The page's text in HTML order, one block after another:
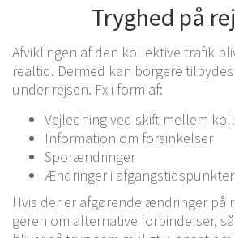
Tryg­hed på
Afvik­lin­gen af den kol­lek­ti­ve tra­fik
real­tid. Der­med kan bor­ge­re
under rej­sen. Fx i form af:
Vej­led­ning ved skift mel­lem
Infor­ma­tion om forsinkelser
Sporæn­drin­ger
Ændrin­ger i afgangstidspunkter
Hvis der er afgø­ren­de ændrin­ger på
ge­ren om alter­na­ti­ve for­bin­del­ser,